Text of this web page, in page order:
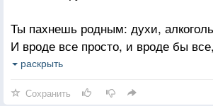
Ты же знаешь, слова твои душу мне
Когда ты прошептал: "Будем вместе
Ты пахнешь родным: духи,
И вроде все просто, и вроде бы
С тобой ухожу я в «закаты», домой
раскрыть
Сохранить